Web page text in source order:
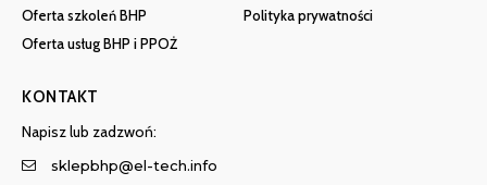
Oferta szkoleń BHP
Oferta usług BHP i PPOŻ
Polityka prywatności
KONTAKT
Napisz lub zadzwoń:
sklepbhp@el-tech.info